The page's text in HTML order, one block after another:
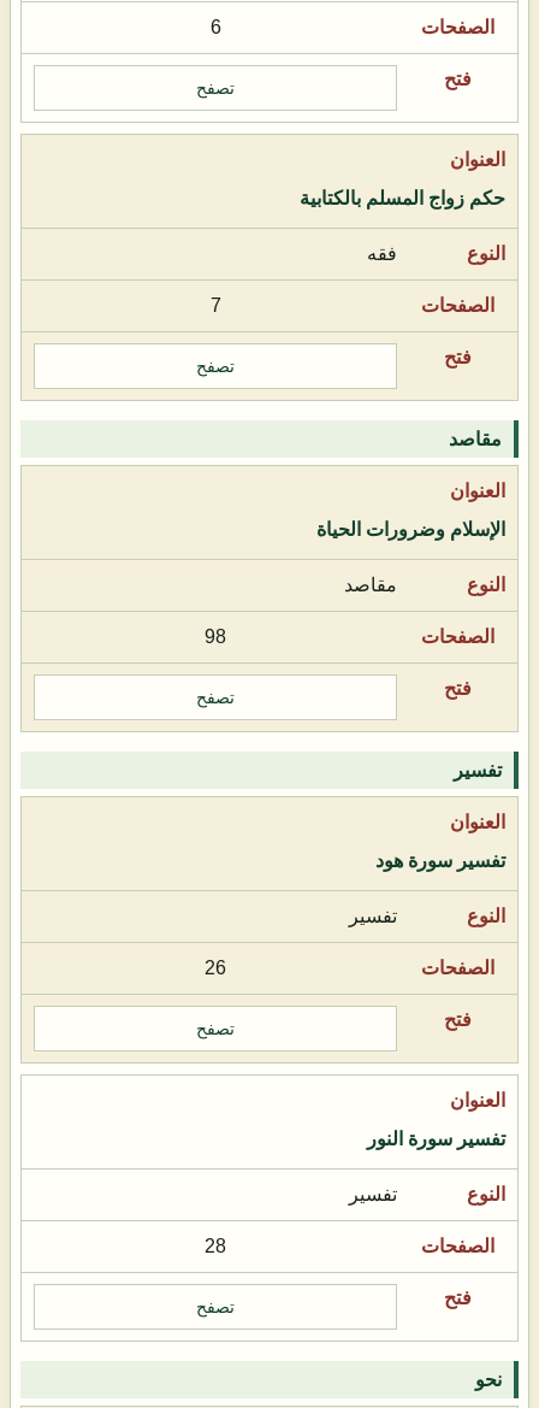
6
تصفح
حكم زواج المسلم بالكتابية
فقه
7
تصفح
مقاصد
الإسلام وضرورات الحياة
مقاصد
98
تصفح
تفسير
تفسير سورة هود
تفسير
26
تصفح
تفسير سورة النور
تفسير
28
تصفح
نحو